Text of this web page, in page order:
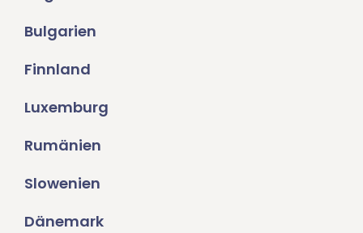
Bulgarien
Finnland
Luxemburg
Rumänien
Slowenien
Dänemark